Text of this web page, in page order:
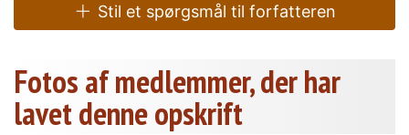
Stil et spørgsmål til forfatteren
Fotos af medlemmer, der har
lavet denne opskrift